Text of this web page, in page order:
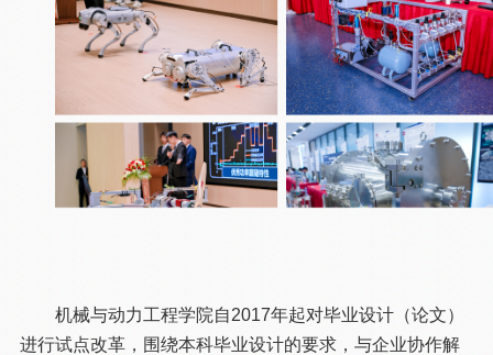
机械与动力工程学院自2017年起对毕业设计（论文）
进行试点改革，围绕本科毕业设计的要求，与企业协作解